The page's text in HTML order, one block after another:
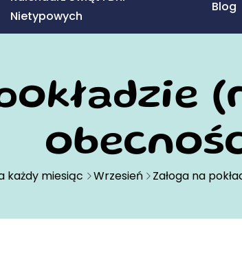
Nietypowych
Blog
każdy miesiąc Wrzesień Załoga na